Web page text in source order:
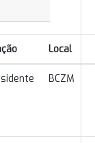
Local
BCZM